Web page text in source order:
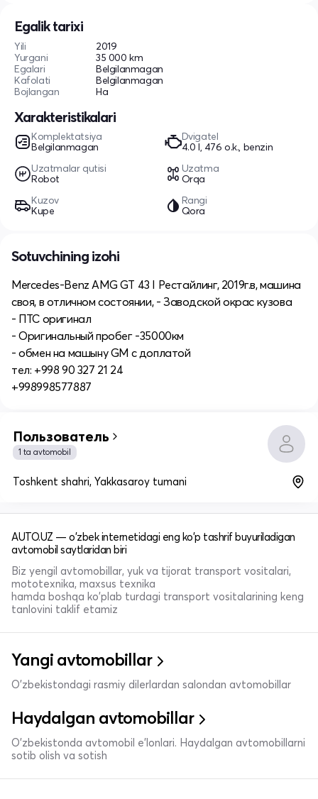
Egalik tarixi
Yili
2019
Yurgani
35 000 km
Egalari
Belgilanmagan
Kafolati
Belgilanmagan
Bojlangan
Ha
Xarakteristikalari
Komplektatsiya
Belgilanmagan
Dvigatel
4.0 l, 476 o.k., benzin
Uzatmalar qutisi
Robot
Uzatma
Orqa
Kuzov
Kupe
Rangi
Qora
Sotuvchining izohi
Mercedes-Benz AMG GT 43 I Рестайлинг, 2019г.в, машина
своя, в отличном состоянии, - Заводской окрас кузова
- ПТС оригинал
- Оригинальный пробег -35000км
- обмен на машыну GM с доплатой
тел: +998 90 327 21 24
+998998577887
Пользователь
1 ta avtomobil
Toshkent shahri, Yakkasaroy tumani
AUTO.UZ — o'zbek internetidagi eng ko'p tashrif buyuriladigan
avtomobil saytlaridan biri
Biz yengil avtomobillar, yuk va tijorat transport vositalari,
mototexnika, maxsus texnika
hamda boshqa ko'plab turdagi transport vositalarining keng
tanlovini taklif etamiz
Yangi avtomobillar
O'zbekistondagi rasmiy dilerlardan salondan avtomobillar
Haydalgan avtomobillar
O'zbekistonda avtomobil e’lonlari. Haydalgan avtomobillarni
sotib olish va sotish